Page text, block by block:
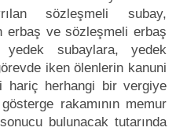
sözleşmeli subay,
erbaş ve sözleşmeli erbaş
subaylara, yedek
iken ölenlerin kanuni
hariç herhangi bir vergiye
rakamının memur
bulunacak tutarında